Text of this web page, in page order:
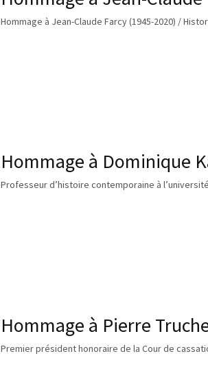
Hommage à Jean-Claude Farcy (1945-2020) /
Hommage à Dominique
Professeur d’histoire contemporaine à
Hommage à Pierre
Premier président honoraire de la Cour de